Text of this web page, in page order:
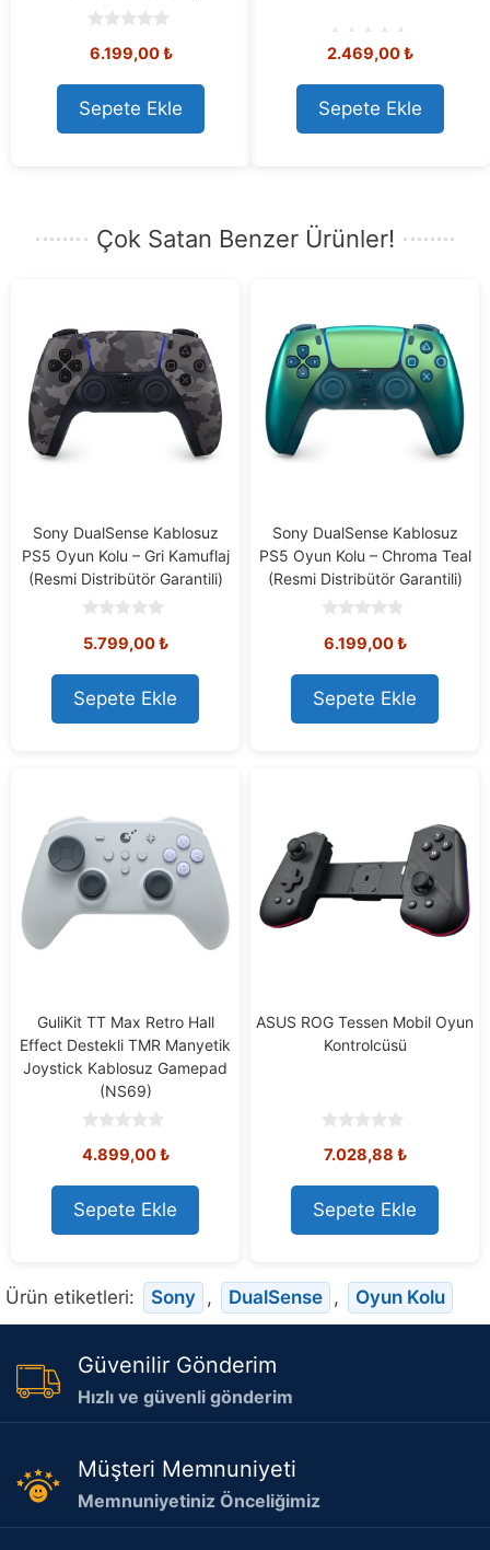
o
t
o
f
5
6.199,00₺
Sepete Ekle
0
u
t
o
f
2.469,00₺
Sepete Ekle
Çok Satan Benzer Ürünler!
Sony DualSense Kablosuz
PS5 Oyun Kolu – Gri Kamuflaj
(Resmi Distribütör Garantili)
o
t
o
f
5
5.799,00₺
Sepete Ekle
Sony DualSense Kablosuz
PS5 Oyun Kolu – Chroma Teal
(Resmi Distribütör Garantili)
o
t
o
f
5
6.199,00₺
Sepete Ekle
GuliKit TT Max Retro Hall
Effect Destekli TMR Manyetik
Joystick Kablosuz Gamepad
(NS69)
o
t
o
f
5
4.899,00₺
Sepete Ekle
ASUS ROG Tessen Mobil Oyun
Kontrolcüsü
o
t
o
f
5
7.028,88 ₺
Sepete Ekle
Ürün etiketleri: Sony , DualSense , Oyun Kolu
Güvenilir Gönderim
Hızlı ve güvenli gönderim
Müşteri Memnuniyeti
Memnuniyetiniz Önceliğimiz